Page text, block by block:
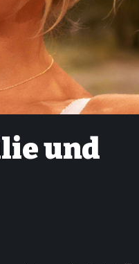
und